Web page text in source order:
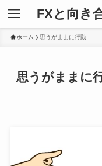
FXと向き
ホーム 思うがままに行動
思うがままに